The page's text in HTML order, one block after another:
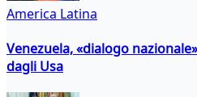
America Latina
Venezuela, «dialogo
dagli Usa